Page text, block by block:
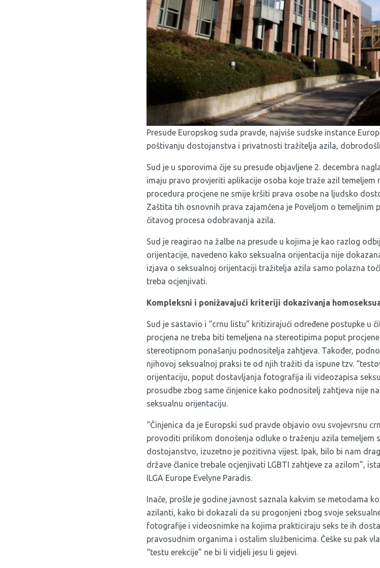
Presude Europskog suda pravde, najviše sudske instance
poštivanju dostojanstva i privatnosti tražitelja azila,
Sud je u sporovima čije su presude objavljene 2. decembra
imaju pravo provjeriti aplikacije osoba koje traže azil temeljem
procedura procjene ne smije kršiti prava osobe na ljudsko
Zaštita tih osnovnih prava zajamčena je Poveljom o temeljnim
čitavog procesa odobravanja azila.
Sud je reagirao na žalbe na presude u kojima je kao razlog
orijentacije, navedeno kako seksualna orijentacija nije
izjava o seksualnoj orijentaciji tražitelja azila samo polazna
treba ocjenjivati.
Kompleksni i ponižavajući kriteriji dokazivanja
Sud je sastavio i “crnu listu” kritizirajući određene postupke u
procjena ne treba biti temeljena na stereotipima poput
stereotipnom ponašanju podnositelja zahtjeva. Također,
njihovoj seksualnoj praksi te od njih tražiti da ispune tzv.
orijentaciju, poput dostavljanja fotografija ili videozapisa
prosudbe zbog same činjenice kako podnositelj zahtjeva nije
seksualnu orijentaciju.
“Činjenica da je Europski sud pravde objavio ovu svojevrsnu
provoditi prilikom donošenja odluke o traženju azila temeljem
dostojanstvo, izuzetno je pozitivna vijest. Ipak, bilo bi nam
države članice trebale ocjenjivati LGBTI zahtjeve za azilom”,
ILGA Europe Evelyne Paradis.
Inače, prošle je godine javnost saznala kakvim se metodama
azilanti, kako bi dokazali da su progonjeni zbog svoje
fotografije i videosnimke na kojima prakticiraju seks te ih
pravosudnim organima i ostalim službenicima. Češke su pak
“testu erekcije” ne bi li vidjeli jesu li gejevi.